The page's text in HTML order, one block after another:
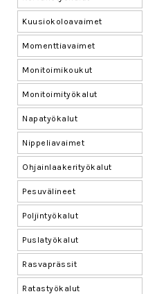
Kuusiokoloavaimet
Momenttiavaimet
Monitoimikoukut
Monitoimityökalut
Napatyökalut
Nippeliavaimet
Ohjainlaakerityökalut
Pesuvälineet
Poljintyökalut
Puslatyökalut
Rasvaprässit
Ratastyökalut